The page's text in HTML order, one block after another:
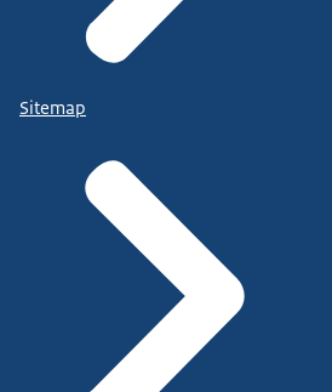
Sitemap